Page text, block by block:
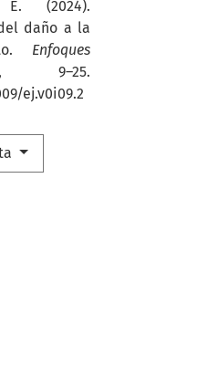
(2024).
daño a la
Enfoques
9–25.
ej.v0i09.2